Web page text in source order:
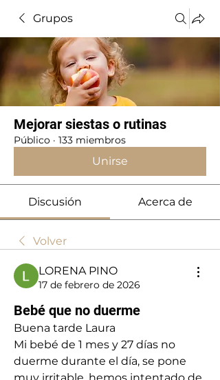
Grupos
Mejorar siestas o rutinas
Público · 133 miembros
Unirse
Discusión Acerca de
Volver
LORENA PINO
17 de febrero de 2026
Bebé que no duerme
Buena tarde Laura
Mi bebé de 1 mes y 27 días no
duerme durante el día, se pone